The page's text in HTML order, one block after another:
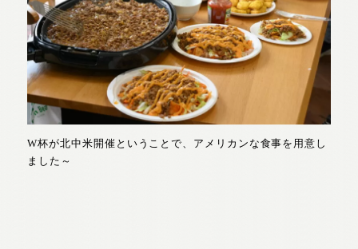
W杯が北中米開催ということで、アメリカンな食事を用意し
ました～